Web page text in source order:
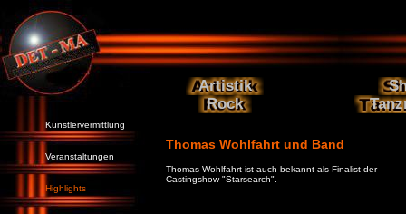
Künstlervermittlung
Veranstaltungen
Highlights
Artistik
Rock
Thomas Wohlfahrt und Band
Thomas Wohlfahrt ist auch bekannt als Finalist der
Castingshow "Starsearch".